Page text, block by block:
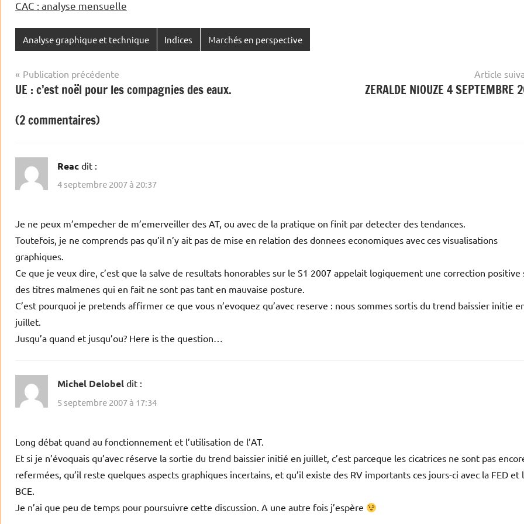
CAC : analyse mensuelle
Analyse graphique et technique Indices Marchés en perspective
Navigation
de
l’article
Publication précédente
UE : c’est noël pour les compagnies des eaux.
Article
ZERALDE NIOUZE 4 SEPTEMBRE
(2 commentaires)
Reac dit :
4 septembre 2007 à 20:37
Je ne peux m’empecher de m’emerveiller des AT, ou avec de la pratique on finit par detecter des tendances.
Toutefois, je ne comprends pas qu’il n’y ait pas de mise en relation des donnees economiques avec ces visualisations
graphiques.
Ce que je veux dire, c’est que la salve de resultats honorables sur le S1 2007 appelait logiquement une correction positive
des titres malmenes qui en fait ne sont pas tant en mauvaise posture.
C’est pourquoi je pretends affirmer ce que vous n’evoquez qu’avec reserve : nous sommes sortis du trend baissier initie
juillet.
Jusqu’a quand et jusqu’ou? Here is the question…
Michel Delobel dit :
5 septembre 2007 à 17:34
Long débat quand au fonctionnement et l’utilisation de l’AT.
Et si je n’évoquais qu’avec réserve la sortie du trend baissier initié en juillet, c’est parceque les cicatrices ne sont pas
refermées, qu’il reste quelques aspects graphiques incertains, et qu’il existe des RV importants ces jours-ci avec la FED et
BCE.
Je n’ai que peu de temps pour poursuivre cette discussion. A une autre fois j’espère